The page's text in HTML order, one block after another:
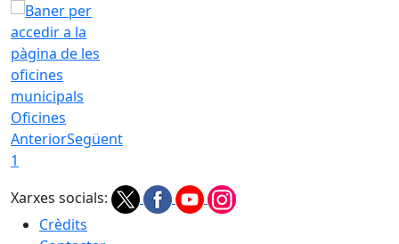
Oficines
AnteriorSegüent
1
Xarxes socials:
Crèdits